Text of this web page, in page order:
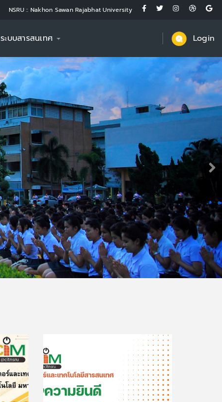
NSRU :: Nakhon Sawan Rajabhat University
ระบบสารสนเทศ Login